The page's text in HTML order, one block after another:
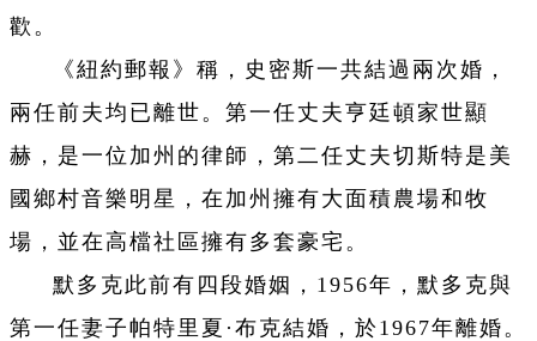
歡。
《紐約郵報》稱，史密斯一共結過兩次婚，
兩任前夫均已離世。第一任丈夫亨廷頓家世顯
赫，是一位加州的律師，第二任丈夫切斯特是美
國鄉村音樂明星，在加州擁有大面積農場和牧
場，並在高檔社區擁有多套豪宅。
默多克此前有四段婚姻，1956年，默多克與
第一任妻子帕特里夏·布克結婚，於1967年離婚。